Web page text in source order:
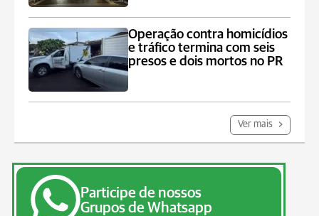
Operação contra homicídios
e tráfico termina com seis
presos e dois mortos no PR
Ver mais
Participe de nossos
Grupos de Whatsapp